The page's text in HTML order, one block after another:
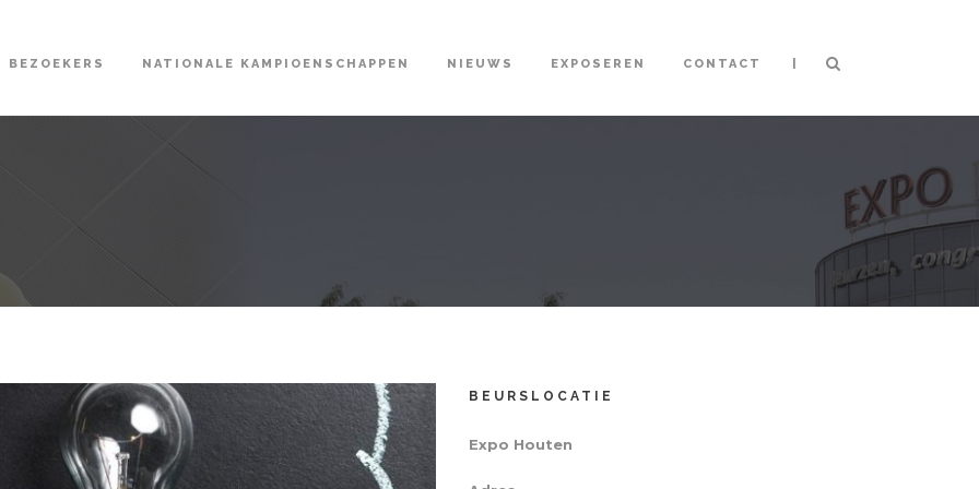
BEZOEKERS NATIONALE KAMPIOENSCHAPPEN NIEUWS EXPOSEREN CONTACT |
BEURSLOCATIE
Expo Houten